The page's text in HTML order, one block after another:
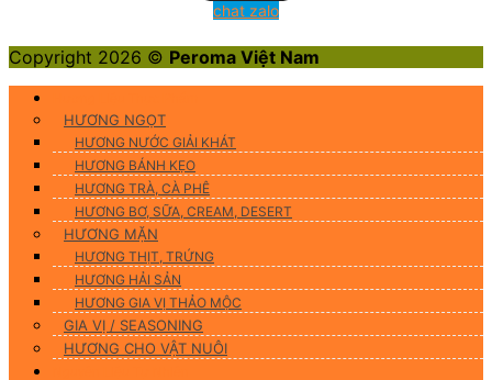
chat zalo
Copyright 2026 © Peroma Việt Nam
HƯƠNG NGỌT
HƯƠNG NƯỚC GIẢI KHÁT
HƯƠNG BÁNH KẸO
HƯƠNG TRÀ, CÀ PHÊ
HƯƠNG BƠ, SỮA, CREAM, DESERT
HƯƠNG MẶN
HƯƠNG THỊT, TRỨNG
HƯƠNG HẢI SẢN
HƯƠNG GIA VỊ THẢO MỘC
GIA VỊ / SEASONING
HƯƠNG CHO VẬT NUÔI